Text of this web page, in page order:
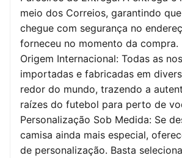
meio dos Correios, garantindo
chegue com segurança no
forneceu no momento da compra.
Origem Internacional: Todas as
importadas e fabricadas em
redor do mundo, trazendo a
raízes do futebol para perto de
Personalização Sob Medida: Se
camisa ainda mais especial,
de personalização. Basta